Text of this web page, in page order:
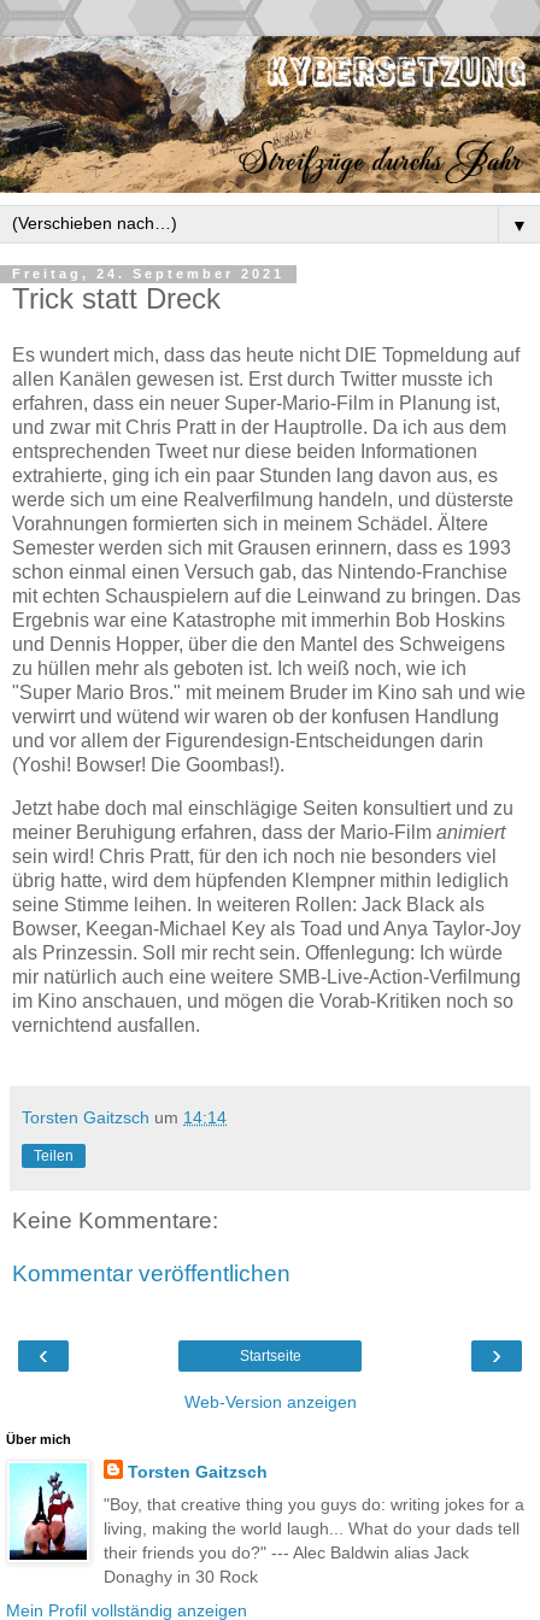
▼
Freitag, 24. September 2021
Trick statt Dreck
Es wundert mich, dass das heute nicht DIE Topmeldung auf
allen Kanälen gewesen ist. Erst durch Twitter musste ich
erfahren, dass ein neuer Super-Mario-Film in Planung ist,
und zwar mit Chris Pratt in der Hauptrolle. Da ich aus dem
entsprechenden Tweet nur diese beiden Informationen
extrahierte, ging ich ein paar Stunden lang davon aus, es
werde sich um eine Realverfilmung handeln, und düsterste
Vorahnungen formierten sich in meinem Schädel. Ältere
Semester werden sich mit Grausen erinnern, dass es 1993
schon einmal einen Versuch gab, das Nintendo-Franchise
mit echten Schauspielern auf die Leinwand zu bringen. Das
Ergebnis war eine Katastrophe mit immerhin Bob Hoskins
und Dennis Hopper, über die den Mantel des Schweigens
zu hüllen mehr als geboten ist. Ich weiß noch, wie ich
"Super Mario Bros." mit meinem Bruder im Kino sah und wie
verwirrt und wütend wir waren ob der konfusen Handlung
und vor allem der Figurendesign-Entscheidungen darin
(Yoshi! Bowser! Die Goombas!).
Jetzt habe doch mal einschlägige Seiten konsultiert und zu
meiner Beruhigung erfahren, dass der Mario-Film animiert
sein wird! Chris Pratt, für den ich noch nie besonders viel
übrig hatte, wird dem hüpfenden Klempner mithin lediglich
seine Stimme leihen. In weiteren Rollen: Jack Black als
Bowser, Keegan-Michael Key als Toad und Anya Taylor-Joy
als Prinzessin. Soll mir recht sein. Offenlegung: Ich würde
mir natürlich auch eine weitere SMB-Live-Action-Verfilmung
im Kino anschauen, und mögen die Vorab-Kritiken noch so
vernichtend ausfallen.
Torsten Gaitzsch um 14:14
Teilen
Keine Kommentare:
Kommentar veröffentlichen
‹ ›
Startseite
Web-Version anzeigen
Über mich
Torsten Gaitzsch
"Boy, that creative thing you guys do: writing jokes for a
living, making the world laugh... What do your dads tell
their friends you do?" --- Alec Baldwin alias Jack
Donaghy in 30 Rock
Mein Profil vollständig anzeigen